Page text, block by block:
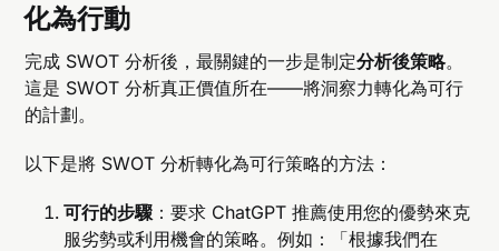
化為行動
完成 SWOT 分析後，最關鍵的一步是制定分析後策略。
這是 SWOT 分析真正價值所在——將洞察力轉化為可行
的計劃。
以下是將 SWOT 分析轉化為可行策略的方法：
可行的步驟 ：要求 ChatGPT 推薦使用您的優勢來克
服劣勢或利用機會的策略。例如：「根據我們在